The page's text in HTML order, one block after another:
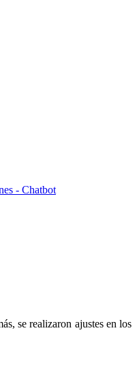
- Chatbot
se realizaron ajustes en los